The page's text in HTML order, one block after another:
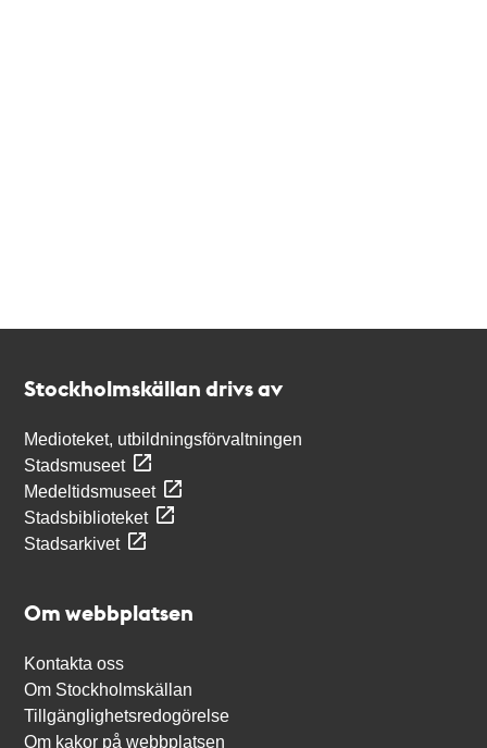
Stockholmskällan drivs av
Medioteket, utbildningsförvaltningen
Stadsmuseet
Medeltidsmuseet
Stadsbiblioteket
Stadsarkivet
Om webbplatsen
Kontakta oss
Om Stockholmskällan
Tillgänglighetsredogörelse
Om kakor på webbplatsen